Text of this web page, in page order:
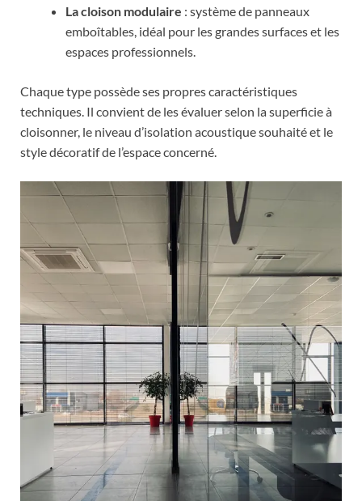
La cloison modulaire : système de panneaux
emboîtables, idéal pour les grandes surfaces et les
espaces professionnels.
Chaque type possède ses propres caractéristiques
techniques. Il convient de les évaluer selon la superficie à
cloisonner, le niveau d’isolation acoustique souhaité et le
style décoratif de l’espace concerné.